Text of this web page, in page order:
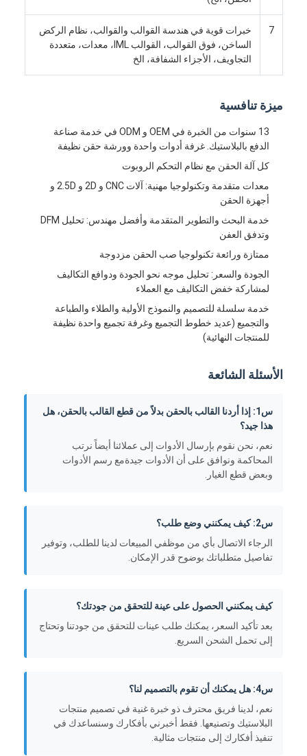
حقن صب طلقة واحدة
صب حقن صب
صب حقن OEM
إدراج حقن صب
حقن صب الإلكترونيات
صب حقن السيليكون
خدمة الصب يموت
7
خبرات قوية في هندسة القوالب والقوالب، نظام الركض
الساخن، فوق القوالب، القوالب IML، معدات، متعددة
التجاويف، الأجزاء الشفافة، الخ
ميزة تنافسية
13 سنوات من الخبرة في OEM و ODM في خدمة صناعة
الدفع بالبلاستيك. غرفة أدوات واحدة وورشة حقن نظيفة
كل آلة الحقن مع نظام التحكم الروبوت
معدات متقدمة وتكنولوجيا مهنية: آلات CNC و 2D و 2.5D و
أجهزة الحقن
خدمة البحث والتطوير المتقدمة وأفضل مهندس: تحليل DFM
وتدفق العفن
ممتازة ورائعة تكنولوجيا صب الحقن مزدوجة
الجودة والسعر: تحليل موجه نحو الجودة ودوافع التكاليف
لمشاركة خفض التكاليف مع العملاء
خدمة سلسلة للتصميم والنموذج الأولية والطلاء والطباعة
والتجميع (عديد خطوط التجميع وغرفة تجميع واحدة نظيفة
للمنتجات النهائية)
الأسئلة الشائعة
س1: إذا أردنا القالب بالحقن بدلاً من قطع القالب بالحقن، هل
هذا جيد؟
نعم، نحن نقوم بإرسال الأدوات إلى عملائنا أيضاً نرتب
المحاكمة ونوافق على أن الأدوات جيدةمع رسم الأدوات
وبعض قطع الغيار.
س2: كيف يمكنني وضع طلب؟
الرجاء الاتصال بأي من موظفي المبيعات لدينا للطلب، وتوفير
تفاصيل متطلباتك بوضوح قدر الإمكان.
كيف يمكنني الحصول على عينة للتحقق من جودتك؟
بعد تأكيد السعر، يمكنك طلب عينات للتحقق من جودتنا وتحتاج
إلى تحمل الشحن السريع.
س4: هل يمكنك أن تقوم بالتصميم لنا؟
نعم، لدينا فريق محترف ذو خبرة غنية في تصميم منتجات
البلاستيك وتصنيعها. فقط أخبرني بأفكارك وسنساعدك في
تنفيذ أفكارك إلى منتجات مثالية.